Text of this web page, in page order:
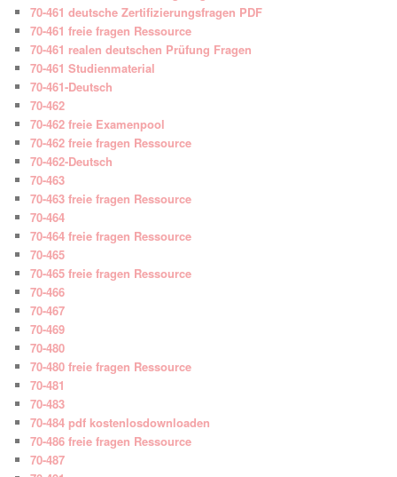
70-461 deutsche Zertifizierungsfragen PDF
70-461 freie fragen Ressource
70-461 realen deutschen Prüfung Fragen
70-461 Studienmaterial
70-461-Deutsch
70-462
70-462 freie Examenpool
70-462 freie fragen Ressource
70-462-Deutsch
70-463
70-463 freie fragen Ressource
70-464
70-464 freie fragen Ressource
70-465
70-465 freie fragen Ressource
70-466
70-467
70-469
70-480
70-480 freie fragen Ressource
70-481
70-483
70-484 pdf kostenlosdownloaden
70-486 freie fragen Ressource
70-487